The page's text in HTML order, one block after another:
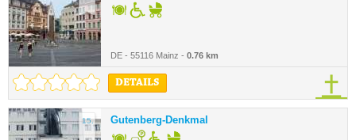
DE - 55116 Mainz - 0.76 km
DETAILS
15. Gutenberg-Denkmal